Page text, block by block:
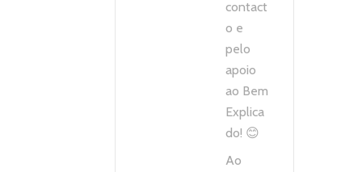
contact
o e
pelo
apoio
ao Bem
Explica
do! 😊
Ao